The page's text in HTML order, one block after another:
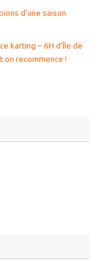
d’une saison
karting – 6H d’Île de
on recommence !